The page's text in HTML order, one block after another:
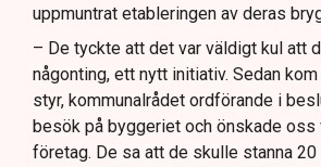
uppmuntrat etableringen av deras
– De tyckte att det var väldigt kul att
någonting, ett nytt initiativ. Sedan
styr, kommunalrådet ordförande i
besök på byggeriet och önskade oss
företag. De sa att de skulle stanna 20